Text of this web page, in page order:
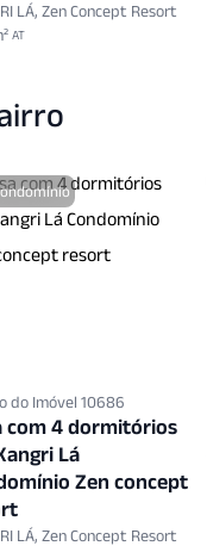
LÁ, Zen Concept Resort
AT
do Imóvel 10686
com 4 dormitórios
Lá
Zen concept
LÁ, Zen Concept Resort